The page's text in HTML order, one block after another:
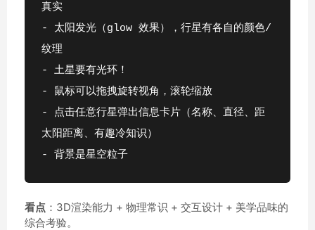
真实
- 太阳发光（glow 效果），行星有各自的颜色/
纹理
- 土星要有光环！
- 鼠标可以拖拽旋转视角，滚轮缩放
- 点击任意行星弹出信息卡片（名称、直径、距
太阳距离、有趣冷知识）
- 背景是星空粒子
看点 ：3D渲染能力 + 物理常识 + 交互设计 + 美学品味的
综合考验。